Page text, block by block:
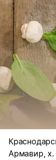
Армавир, х.